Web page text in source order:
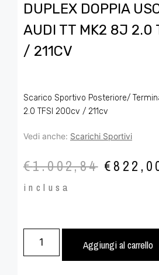
DUPLEX DOPPIA
AUDI TT MK2 8J 2.0
/ 211CV
Scarico Sportivo Posteriore/
2.0 TFSI 200cv / 211cv
Vedi anche: Scarichi Sportivi
€1.002,84 €
inclusa
Aggiungi al carrello